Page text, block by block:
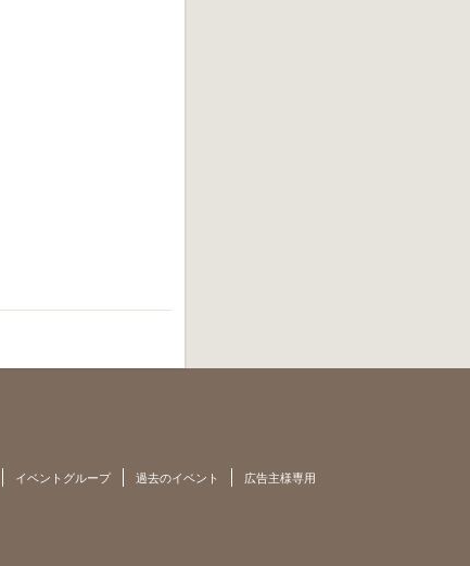
イベントグループ 過去のイベント
広告主様専用